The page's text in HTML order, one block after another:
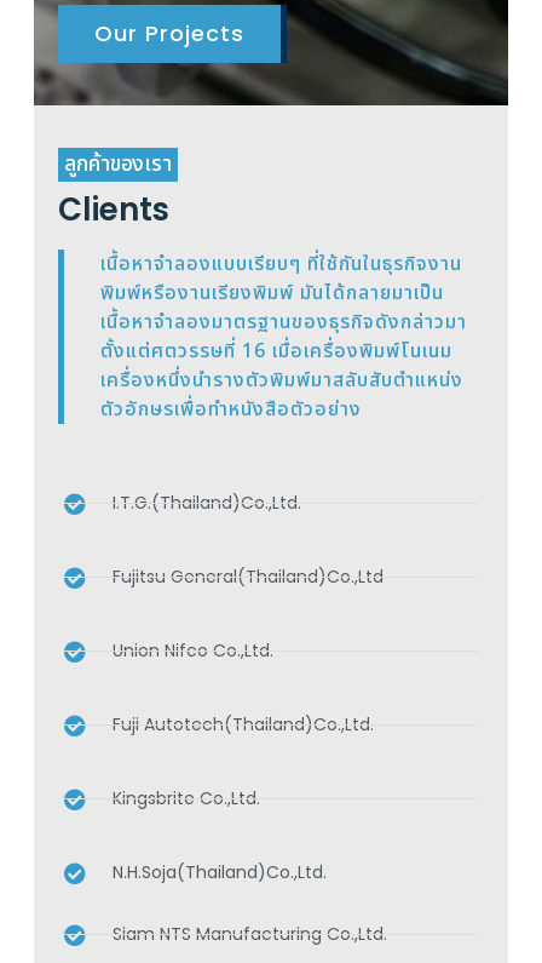
Our Projects
ลูกค้าของเรา
Clients
เนื้อหาจำลองแบบเรียบๆ ที่ใช้กันในธุรกิจงาน
พิมพ์หรืองานเรียงพิมพ์ มันได้กลายมาเป็น
เนื้อหาจำลองมาตรฐานของธุรกิจดังกล่าวมา
ตั้งแต่ศตวรรษที่ 16 เมื่อเครื่องพิมพ์โนเนม
เครื่องหนึ่งนำรางตัวพิมพ์มาสลับสับตำแหน่ง
ตัวอักษรเพื่อทำหนังสือตัวอย่าง
I.T.G.(Thailand)Co.,Ltd.
Fujitsu General(Thailand)Co.,Ltd
Union Nifco Co.,Ltd.
Fuji Autotech(Thailand)Co.,Ltd.
Kingsbrite Co.,Ltd.
N.H.Soja(Thailand)Co.,Ltd.
Siam NTS Manufacturing Co.,Ltd.